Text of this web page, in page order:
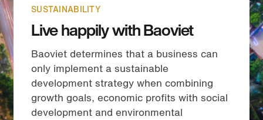
SUSTAINABILITY
Live happily with Baoviet
Baoviet determines that a business can
only implement a sustainable
development strategy when combining
growth goals, economic profits with social
development and environmental